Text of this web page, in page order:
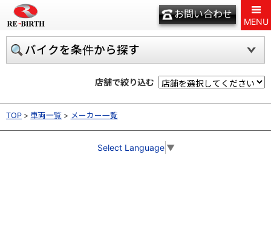
お問い合わせ
MENU
バイクを条件から探す
店舗で絞り込む
TOP 車両一覧 メーカー一覧
Select Language ▼